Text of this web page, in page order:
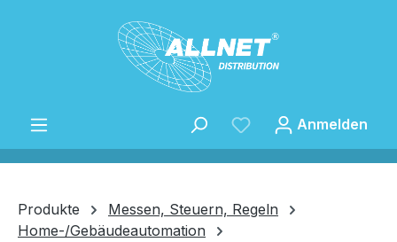
Zum Hauptinhalt springen
Anmelden
Produkte
Messen, Steuern, Regeln
Home-/Gebäudeautomation